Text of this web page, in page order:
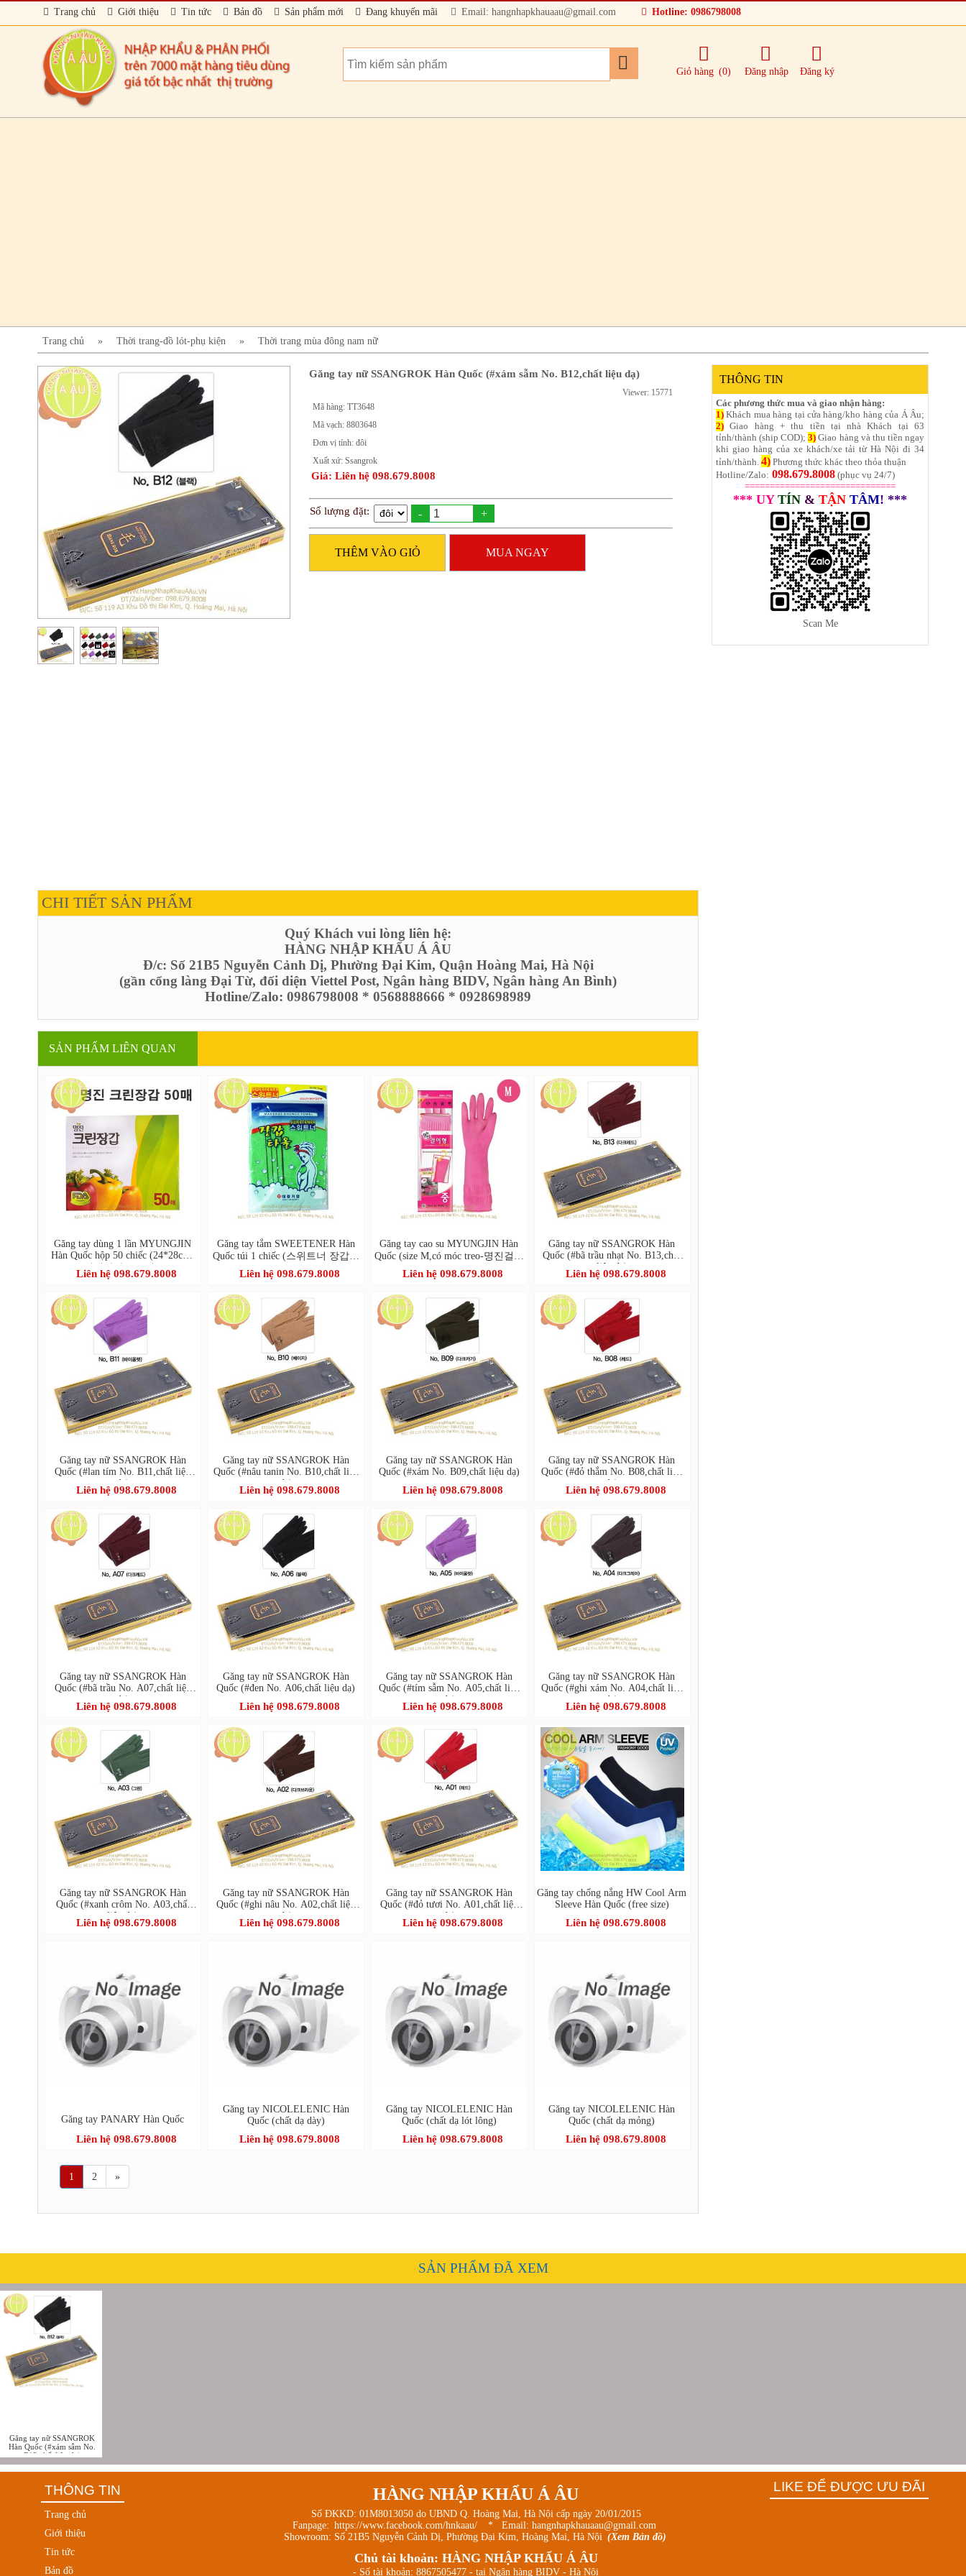
Trang chủ Giới thiệu Tin tức Bản đồ Sản phẩm mới Đang khuyến mãi Email: hangnhapkhauaau@gmail.com Hotline: 0986798008
Giỏ hàng (0) Đăng nhập Đăng ký
Trang chủ » Thời trang-đồ lót-phụ kiện » Thời trang mùa đông nam nữ
Găng tay nữ SSANGROK Hàn Quốc (#xám sẫm No. B12,chất liệu dạ)
Viewer: 15771
Mã hàng: TT3648
Mã vạch: 8803648
Đơn vị tính: đôi
Xuất xứ: Ssangrok
Giá: Liên hệ 098.679.8008
Số lượng đặt: - +
THÊM VÀO GIỎ MUA NGAY
CHI TIẾT SẢN PHẨM
Quý Khách vui lòng liên hệ:
HÀNG NHẬP KHẨU Á ÂU
Đ/c: Số 21B5 Nguyễn Cảnh Dị, Phường Đại Kim, Quận Hoàng Mai, Hà Nội
(gần cổng làng Đại Từ, đối diện Viettel Post, Ngân hàng BIDV, Ngân hàng An Bình)
Hotline/Zalo: 0986798008 * 0568888666 * 0928698989
SẢN PHẨM LIÊN QUAN
Găng tay dùng 1 lần MYUNGJIN
Hàn Quốc hộp 50 chiếc (24*28cm-
위생장갑A(50매))
Liên hệ 098.679.8008
Găng tay tắm SWEETENER Hàn
Quốc túi 1 chiếc (스위트너 장갑타
올)-hết
Liên hệ 098.679.8008
Găng tay cao su MYUNGJIN Hàn
Quốc (size M,có móc treo-명진걸이
형고무장갑 중)
Liên hệ 098.679.8008
Găng tay nữ SSANGROK Hàn
Quốc (#bã trầu nhạt No. B13,chất
liệu dạ)
Liên hệ 098.679.8008
Găng tay nữ SSANGROK Hàn
Quốc (#lan tím No. B11,chất liệu
dạ)
Liên hệ 098.679.8008
Găng tay nữ SSANGROK Hàn
Quốc (#nâu tanin No. B10,chất liệu
dạ)
Liên hệ 098.679.8008
Găng tay nữ SSANGROK Hàn
Quốc (#xám No. B09,chất liệu dạ)
Liên hệ 098.679.8008
Găng tay nữ SSANGROK Hàn
Quốc (#đỏ thắm No. B08,chất liệu
dạ)
Liên hệ 098.679.8008
Găng tay nữ SSANGROK Hàn
Quốc (#bã trầu No. A07,chất liệu
dạ)
Liên hệ 098.679.8008
Găng tay nữ SSANGROK Hàn
Quốc (#đen No. A06,chất liệu dạ)
Liên hệ 098.679.8008
Găng tay nữ SSANGROK Hàn
Quốc (#tím sẫm No. A05,chất liệu
dạ)
Liên hệ 098.679.8008
Găng tay nữ SSANGROK Hàn
Quốc (#ghi xám No. A04,chất liệu
dạ)
Liên hệ 098.679.8008
Găng tay nữ SSANGROK Hàn
Quốc (#xanh crôm No. A03,chất
liệu dạ)
Liên hệ 098.679.8008
Găng tay nữ SSANGROK Hàn
Quốc (#ghi nâu No. A02,chất liệu
dạ)
Liên hệ 098.679.8008
Găng tay nữ SSANGROK Hàn
Quốc (#đỏ tươi No. A01,chất liệu
dạ)
Liên hệ 098.679.8008
Găng tay chống nắng HW Cool Arm
Sleeve Hàn Quốc (free size)
Liên hệ 098.679.8008
Găng tay PANARY Hàn Quốc
Liên hệ 098.679.8008
Găng tay NICOLELENIC Hàn
Quốc (chất dạ dày)
Liên hệ 098.679.8008
Găng tay NICOLELENIC Hàn
Quốc (chất dạ lót lông)
Liên hệ 098.679.8008
Găng tay NICOLELENIC Hàn
Quốc (chất dạ mỏng)
Liên hệ 098.679.8008
1 2 »
THÔNG TIN
Các phương thức mua và giao nhận hàng:
1) Khách mua hàng tại cửa hàng/kho hàng của Á Âu;
2) Giao hàng + thu tiền tại nhà Khách tại 63
tỉnh/thành (ship COD);3) Giao hàng và thu tiền ngay
khi giao hàng của xe khách/xe tải từ Hà Nội đi 34
tỉnh/thành. 4) Phương thức khác theo thỏa thuận
Hotline/Zalo: 098.679.8008 (phục vụ 24/7)
==============================
*** UY TÍN & TẬN TÂM! ***
Scan Me
SẢN PHẨM ĐÃ XEM
Găng tay nữ SSANGROK
Hàn Quốc (#xám sẫm No.
B12,chất liệu dạ)
THÔNG TIN
Trang chủ
Giới thiệu
Tin tức
Bản đồ
HÀNG NHẬP KHẨU Á ÂU
Số ĐKKD: 01M8013050 do UBND Q. Hoàng Mai, Hà Nội cấp ngày 20/01/2015
Fanpage: https://www.facebook.com/hnkaau/
* Email: hangnhapkhauaau@gmail.com
Showroom: Số 21B5 Nguyễn Cảnh Dị, Phường Đại Kim, Hoàng Mai, Hà Nội (Xem Bản đồ)
Chủ tài khoản: HÀNG NHẬP KHẨU Á ÂU
- Số tài khoản: 8867505477 - tại Ngân hàng BIDV - Hà Nội
LIKE ĐỂ ĐƯỢC ƯU ĐÃI